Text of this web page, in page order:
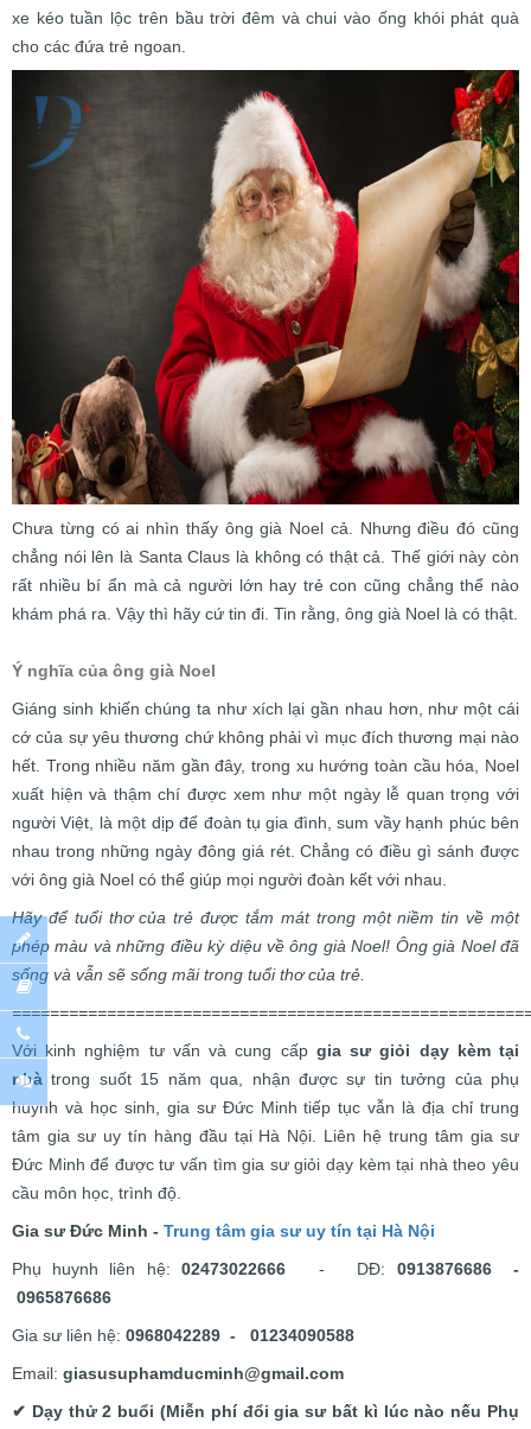
xe kéo tuần lộc trên bầu trời đêm và chui vào ống khói phát quà
cho các đứa trẻ ngoan.
Chưa từng có ai nhìn thấy ông già Noel cả. Nhưng điều đó cũng
chẳng nói lên là Santa Claus là không có thật cả. Thế giới này còn
rất nhiều bí ẩn mà cả người lớn hay trẻ con cũng chẳng thể nào
khám phá ra. Vậy thì hãy cứ tin đi. Tin rằng, ông già Noel là có thật.
Ý nghĩa của ông già Noel
Giáng sinh khiến chúng ta như xích lại gần nhau hơn, như một cái
cớ của sự yêu thương chứ không phải vì mục đích thương mại nào
hết. Trong nhiều năm gần đây, trong xu hướng toàn cầu hóa, Noel
xuất hiện và thậm chí được xem như một ngày lễ quan trọng với
người Việt, là một dịp để đoàn tụ gia đình, sum vầy hạnh phúc bên
nhau trong những ngày đông giá rét. Chẳng có điều gì sánh được
với ông già Noel có thể giúp mọi người đoàn kết với nhau.
Hãy để tuổi thơ của trẻ được tắm mát trong một niềm tin về một
phép màu và những điều kỳ diệu về ông già Noel! Ông già Noel đã
sống và vẫn sẽ sống mãi trong tuổi thơ của trẻ.
Với kinh nghiệm tư vấn và cung cấp gia sư giỏi dạy kèm tại
nhàtrong suốt 15 năm qua, nhận được sự tin tưởng của phụ
huynh và học sinh, gia sư Đức Minh tiếp tục vẫn là địa chỉ trung
tâm gia sư uy tín hàng đầu tại Hà Nội. Liên hệ trung tâm gia sư
Đức Minh để được tư vấn tìm gia sư giỏi dạy kèm tại nhà theo yêu
cầu môn học, trình độ.
Gia sư Đức Minh - Trung tâm gia sư uy tín tại Hà Nội
Phụ huynh liên hệ: 02473022666- DĐ: 0913876686 -
0965876686
Gia sư liên hệ: 0968042289 - 01234090588
Email: giasusuphamducminh@gmail.com
✔ Dạy thử 2 buổi (Miễn phí đổi gia sư bất kì lúc nào nếu Phụ